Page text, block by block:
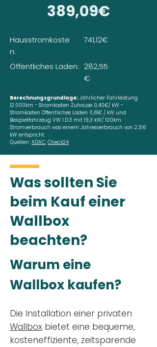
389,09€
Hausstromkoste
n:
Öffentliches Laden:
741,12€
282,55
€
Berechnungsgrundlage: Jährlicher Fahrleistung
12.000km - Stromkosten Zuhause 0,40€/ kW -
Stromkosten Öffentliches Laden 0,61€ / kW und
Beispielfahrzeug VW I.D.3 mit 19,3 kW/ 100km
Stromverbrauch was einem Jahresverbrauch von 2.316
kW entspricht.
Quellen: ADAC, Check24
Was sollten Sie
beim Kauf einer
Wallbox
beachten?
Warum eine
Wallbox kaufen?
Die Installation einer privaten
Wallbox bietet eine bequeme,
kosteneffiziente, zeitsparende